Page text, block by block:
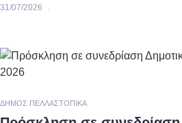
31/07/2026
ΔΉΜΟΣ ΠΈΛΛΑΣΤΟΠΙΚΆ